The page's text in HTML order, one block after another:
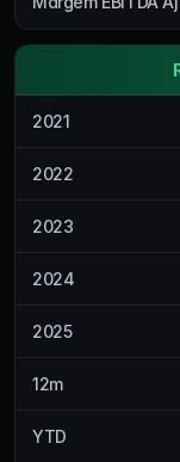
2021
2022
2023
2024
2025
12m
YTD